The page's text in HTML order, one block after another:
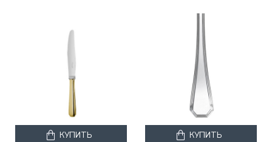
КУПИТЬ КУПИТЬ